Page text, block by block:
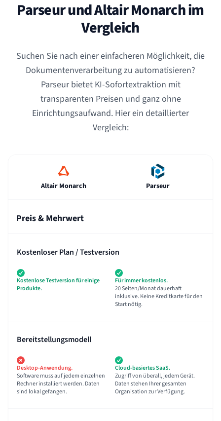
Parseur und Altair Monarch im
Vergleich
Suchen Sie nach einer einfacheren Möglichkeit, die
Dokumentenverarbeitung zu automatisieren?
Parseur bietet KI-Sofortextraktion mit
transparenten Preisen und ganz ohne
Einrichtungsaufwand. Hier ein detaillierter
Vergleich:
Altair Monarch Parseur
Preis & Mehrwert
Kostenloser Plan / Testversion
Kostenlose Testversion für einige
Produkte.
Für immer kostenlos.
20 Seiten/Monat dauerhaft
inklusive. Keine Kreditkarte für den
Start nötig.
Bereitstellungsmodell
Desktop-Anwendung.
Software muss auf jedem einzelnen
Rechner installiert werden. Daten
sind lokal gefangen.
Cloud-basiertes SaaS.
Zugriff von überall, jedem Gerät.
Daten stehen Ihrer gesamten
Organisation zur Verfügung.